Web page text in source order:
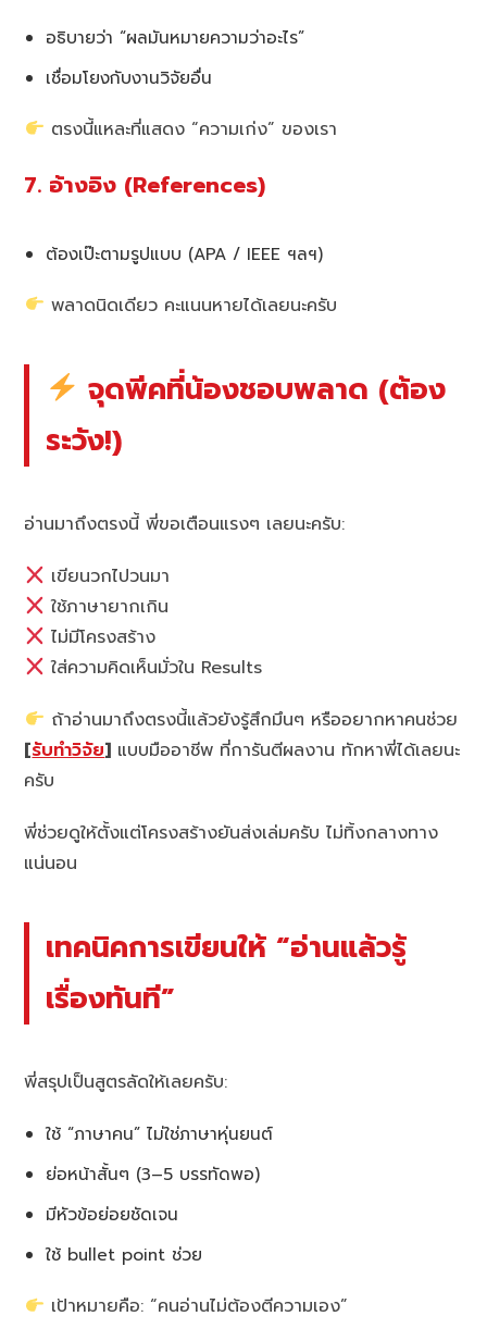
อธิบายว่า “ผลมันหมายความว่าอะไร”
เชื่อมโยงกับงานวิจัยอื่น
ตรงนี้แหละที่แสดง “ความเก่ง” ของเรา
7. อ้างอิง (References)
ต้องเป๊ะตามรูปแบบ (APA / IEEE ฯลฯ)
พลาดนิดเดียว คะแนนหายได้เลยนะครับ
จุดพีคที่น้องชอบพลาด (ต้อง
ระวัง!)
อ่านมาถึงตรงนี้ พี่ขอเตือนแรงๆ เลยนะครับ:
เขียนวกไปวนมา
ใช้ภาษายากเกิน
ไม่มีโครงสร้าง
ใส่ความคิดเห็นมั่วใน Results
ถ้าอ่านมาถึงตรงนี้แล้วยังรู้สึกมึนๆ หรืออยากหาคนช่วย
[รับทำวิจัย] แบบมืออาชีพ ที่การันตีผลงาน ทักหาพี่ได้เลยนะ
ครับ
พี่ช่วยดูให้ตั้งแต่โครงสร้างยันส่งเล่มครับ ไม่ทิ้งกลางทาง
แน่นอน
เทคนิคการเขียนให้ “อ่านแล้วรู้
เรื่องทันที”
พี่สรุปเป็นสูตรลัดให้เลยครับ:
ใช้ “ภาษาคน” ไม่ใช่ภาษาหุ่นยนต์
ย่อหน้าสั้นๆ (3–5 บรรทัดพอ)
มีหัวข้อย่อยชัดเจน
ใช้ bullet point ช่วย
เป้าหมายคือ: “คนอ่านไม่ต้องตีความเอง”